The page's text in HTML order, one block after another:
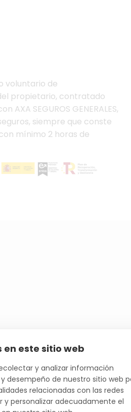
en este sitio web
y analizar información
desempeño de nuestro sitio web
relacionadas con las redes
y personalizar adecuadamente el
voluntario de
propietario, contratado
AXA SEGUROS GENERALES,
siempre que conste
mínimo 2 horas de